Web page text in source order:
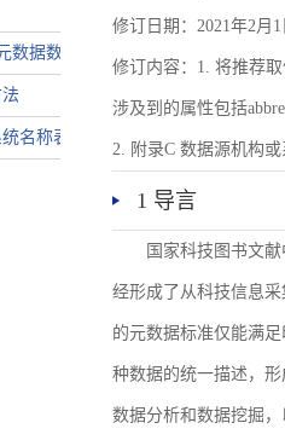
数据数据唯一标识符规则
名称表
修订日期：2021年2月1
修订内容：1. 将推荐
涉及到的属性包括
2. 附录C 数据源机构或
1 导言
国家科技图书文
经形成了从科技信息
的元数据标准仅能满
种数据的统一描述，
数据分析和数据挖掘